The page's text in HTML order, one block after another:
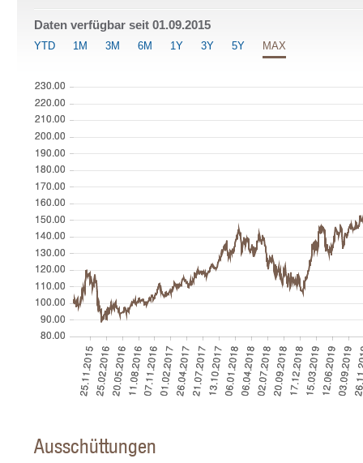
Daten verfügbar seit 01.09.2015
YTD 1M 3M 6M 1Y 3Y 5Y MAX
Ausschüttungen